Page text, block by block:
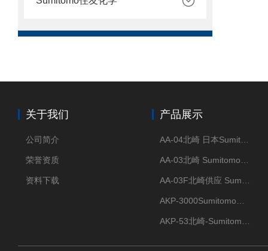
关于我们
公司简介
荣誉资质
资料下载
产品展示